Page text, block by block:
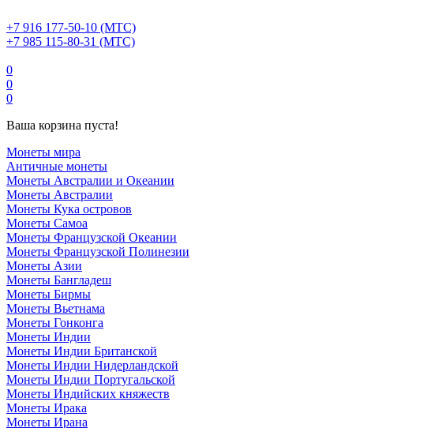
+7 916 177-50-10 (МТС)
+7 985 115-80-31 (МТС)
0
0
0
Ваша корзина пуста!
Монеты мира
Античные монеты
Монеты Австралии и Океании
Монеты Австралии
Монеты Кука островов
Монеты Самоа
Монеты Французской Океании
Монеты Французской Полинезии
Монеты Азии
Монеты Бангладеш
Монеты Бирмы
Монеты Вьетнама
Монеты Гонконга
Монеты Индии
Монеты Индии Британской
Монеты Индии Нидерландской
Монеты Индии Португальской
Монеты Индийских княжеств
Монеты Ирака
Монеты Ирана